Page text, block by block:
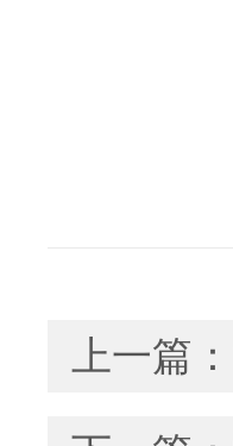
上一篇：